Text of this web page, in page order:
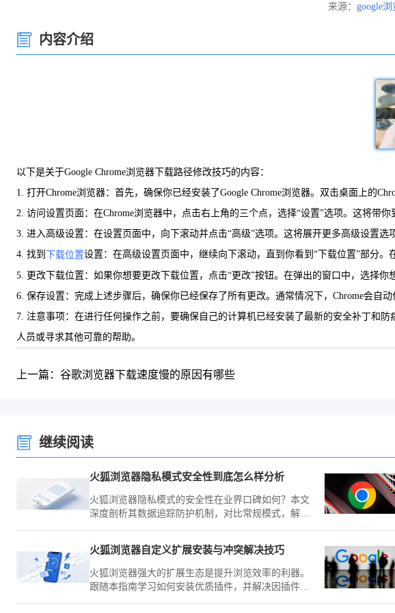
来源： google浏
内容介绍
以下是关于Google Chrome浏览器下载路径修改技巧的内容：
1. 打开Chrome浏览器：首先，确保你已经安装了Google Chrome浏览器。双击桌面上的
2. 访问设置页面：在Chrome浏览器中，点击右上角的三个点，选择“设置”选项。这将带
3. 进入高级设置：在设置页面中，向下滚动并点击“高级”选项。这将展开更多高级设置选
4. 找到
下载位置设置：在高级设置页面中，继续向下滚动，直到你看到“下载位置”部分
5. 更改下载位置：如果你想要更改下载位置，点击“更改”按钮。在弹出的窗口中，选择你
6. 保存设置：完成上述步骤后，确保你已经保存了所有更改。通常情况下，Chrome会自
7. 注意事项：在进行任何操作之前，要确保自己的计算机已经安装了最新的安全补丁和
人员或寻求其他可靠的帮助。
上一篇：谷歌浏览器下载速度慢的原因有哪些
继续阅读
火狐浏览器隐私模式安全性到底怎么样分析
火狐浏览器隐私模式的安全性在业界口碑如何？本文
深度剖析其数据追踪防护机制，对比常规模式，解析
火狐浏览器自定义扩展安装与冲突解决技巧
火狐浏览器强大的扩展生态是提升浏览效率的利器。
跟随本指南学习如何安装优质插件，并解决因插件冲